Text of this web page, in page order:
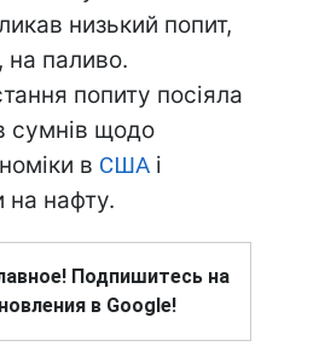
низький попит,
на паливо.
попиту посіяла
сумнів щодо
в США і
на нафту.
Подпишитесь на
в Google!